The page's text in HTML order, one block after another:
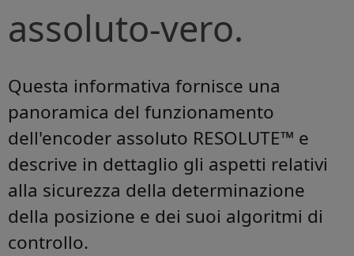
assoluto-vero.
Questa informativa fornisce una
panoramica del funzionamento
dell'encoder assoluto RESOLUTE™ e
descrive in dettaglio gli aspetti relativi
alla sicurezza della determinazione
della posizione e dei suoi algoritmi di
controllo.